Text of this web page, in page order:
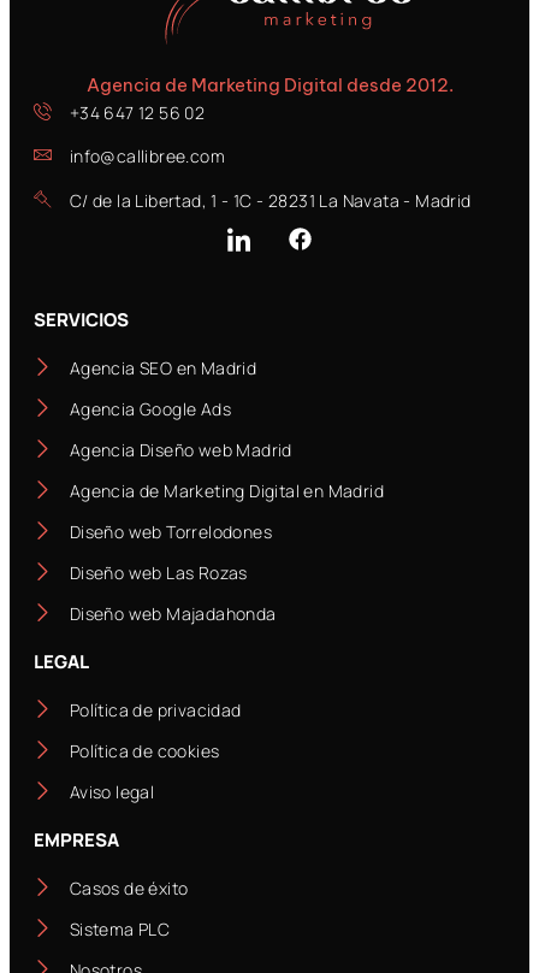
Agencia de Marketing Digital desde 2012.
+34 647 12 56 02
info@callibree.com
C/ de la Libertad, 1 - 1C - 28231 La Navata - Madrid
SERVICIOS
Agencia SEO en Madrid
Agencia Google Ads
Agencia Diseño web Madrid
Agencia de Marketing Digital en Madrid
Diseño web Torrelodones
Diseño web Las Rozas
Diseño web Majadahonda
LEGAL
Política de privacidad
Política de cookies
Aviso legal
EMPRESA
Casos de éxito
Sistema PLC